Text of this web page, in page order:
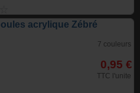
acrylique Zébré
7 couleurs
0,95 €
TTC l'unite